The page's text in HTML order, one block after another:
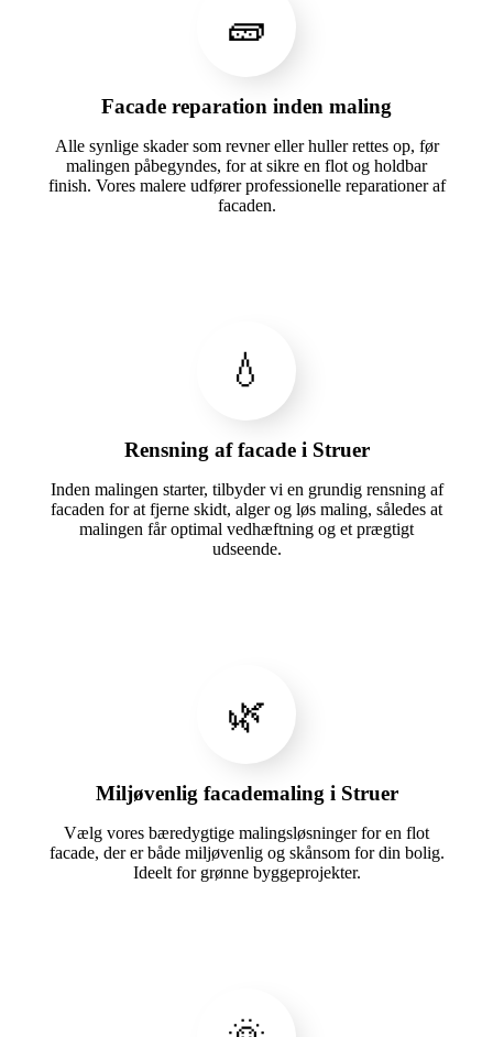
🧱
Facade reparation inden maling
Alle synlige skader som revner eller huller rettes op, før
malingen påbegyndes, for at sikre en flot og holdbar
finish. Vores malere udfører professionelle reparationer af
facaden.
💧
Rensning af facade i Struer
Inden malingen starter, tilbyder vi en grundig rensning af
facaden for at fjerne skidt, alger og løs maling, således at
malingen får optimal vedhæftning og et prægtigt
udseende.
🌿
Miljøvenlig facademaling i Struer
Vælg vores bæredygtige malingsløsninger for en flot
facade, der er både miljøvenlig og skånsom for din bolig.
Ideelt for grønne byggeprojekter.